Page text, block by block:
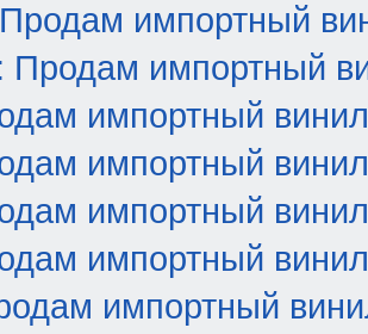
импортный
Продам импортный
импортный винил
импортный винил
импортный винил
импортный винил
импортный